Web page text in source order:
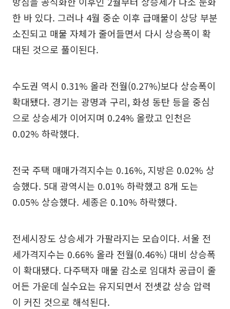
한 바 있다. 그러나 4월 중순 이후 급매물이 상당 부분
소진되고 매물 자체가 줄어들면서 다시 상승폭이 확
대된 것으로 풀이된다.
수도권 역시 0.31% 올라 전월(0.27%)보다 상승폭이
확대됐다. 경기는 광명과 구리, 화성 동탄 등을 중심
으로 상승세가 이어지며 0.24% 올랐고 인천은
0.02% 하락했다.
전국 주택 매매가격지수는 0.16%, 지방은 0.02% 상
승했다. 5대 광역시는 0.01% 하락했고 8개 도는
0.05% 상승했다. 세종은 0.10% 하락했다.
전세시장도 상승세가 가팔라지는 모습이다. 서울 전
세가격지수는 0.66% 올라 전월(0.46%) 대비 상승폭
이 확대됐다. 다주택자 매물 감소로 임대차 공급이 줄
어든 가운데 실수요는 유지되면서 전셋값 상승 압력
이 커진 것으로 해석된다.